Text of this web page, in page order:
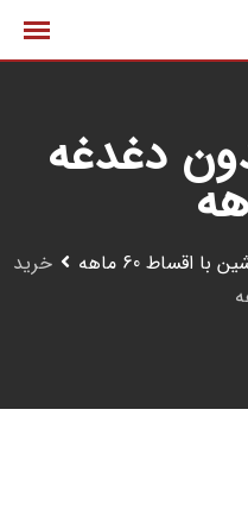
دغدغه
با اقساط 60 ماهه
خرید